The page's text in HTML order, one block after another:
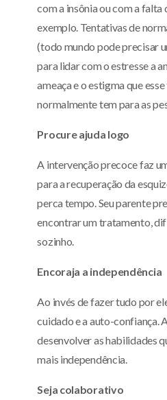
com a insônia ou com a falta
exemplo. Tentativas de
(todo mundo pode precisar
para lidar com o estresse a
ameaça e o estigma que
normalmente tem para as
Procure ajuda logo
A intervenção precoce faz
para a recuperação da
perca tempo. Seu parente
encontrar um tratamento,
sozinho.
Encoraja a independência
Ao invés de fazer tudo por
cuidado e a auto-confiança.
desenvolver as habilidades
mais independência.
Seja colaborativo